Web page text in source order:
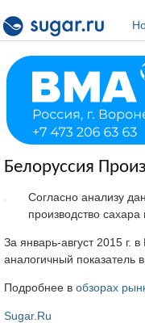
Белоруссия
Согласно анализу
производство
За январь-август 2015 г.
аналогичный показатель в
Подробнее в обзорах
Sugar.Ru